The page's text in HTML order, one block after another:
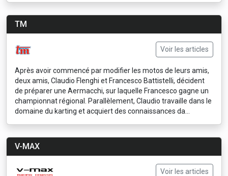
TM
Voir les articles
Après avoir commencé par modifier les motos de leurs amis,
deux amis, Claudio Flenghi et Francesco Battistelli, décident
de préparer une Aermacchi, sur laquelle Francesco gagne un
championnat régional. Parallèlement, Claudio travaille dans le
domaine du karting et acquiert des connaissances da...
V-MAX
Voir les articles